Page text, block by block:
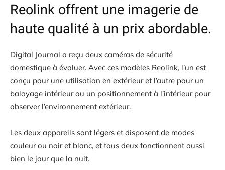
Reolink offrent une imagerie de
haute qualité à un prix abordable.
Digital Journal a reçu deux caméras de sécurité
domestique à évaluer. Avec ces modèles Reolink, l’un est
conçu pour une utilisation en extérieur et l’autre pour un
balayage intérieur ou un positionnement à l’intérieur pour
observer l’environnement extérieur.
Les deux appareils sont légers et disposent de modes
couleur ou noir et blanc, et tous deux fonctionnent aussi
bien le jour que la nuit.